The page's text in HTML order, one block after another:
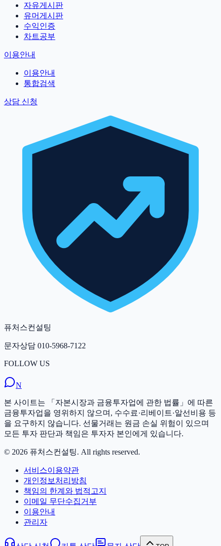
자유게시판
유머게시판
수익인증
차트공부
이용안내
이용안내
통합검색
상담 신청
퓨처스컨설팅
문자상담 010-5968-7122
FOLLOW US
N
본 사이트는 「자본시장과 금융투자업에 관한 법률」에 따른
금융투자업을 영위하지 않으며, 수수료·리베이트·알선비용 등
을 요구하지 않습니다. 선물거래는 원금 손실 위험이 있으며
모든 투자 판단과 책임은 투자자 본인에게 있습니다.
© 2026 퓨처스컨설팅. All rights reserved.
서비스이용약관
개인정보처리방침
책임의 한계와 법적고지
이메일 무단수집거부
이용안내
관리자